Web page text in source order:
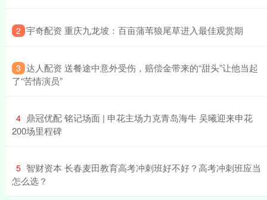
2 ​宇奇配资 重庆九龙坡：百亩蒲苇狼尾草进入最佳观赏期
3 ​达人配资 送餐途中意外受伤，赔偿金带来的“甜头”让他当起
了“苦情演员”
4 ​鼎冠优配 铭记场面 | 申花主场力克青岛海牛 吴曦迎来申花
200场里程碑
5 ​智财资本 长春麦田教育高考冲刺班好不好？高考冲刺班应当
怎么选？